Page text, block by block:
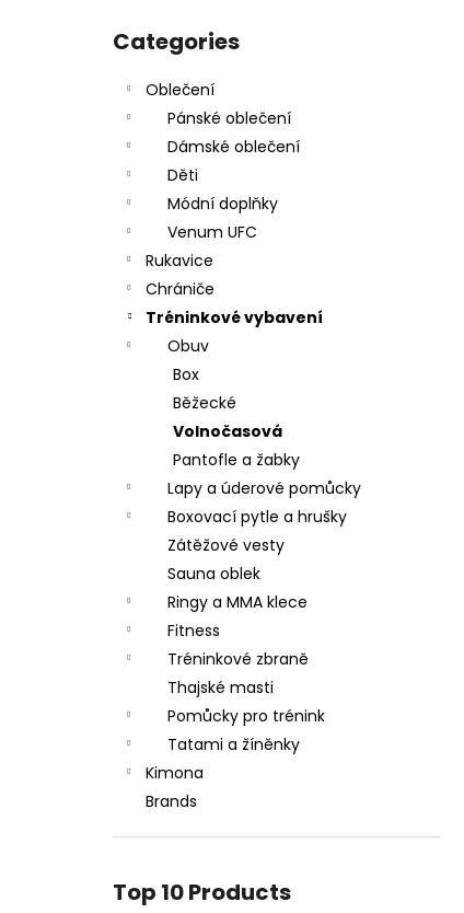
categories
Categories
Oblečení
Pánské oblečení
Dámské oblečení
Děti
Módní doplňky
Venum UFC
Rukavice
Chrániče
Tréninkové vybavení
Obuv
Box
Běžecké
Volnočasová
Pantofle a žabky
Lapy a úderové pomůcky
Boxovací pytle a hrušky
Zátěžové vesty
Sauna oblek
Ringy a MMA klece
Fitness
Tréninkové zbraně
Thajské masti
Pomůcky pro trénink
Tatami a žíněnky
Kimona
Brands
Top 10 Products
€10,30